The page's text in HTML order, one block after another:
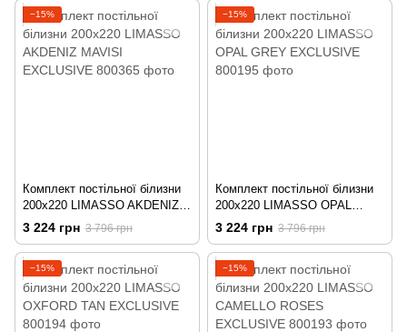
−15%
Комплект постільної білизни
200x220 LIMASSO AKDENIZ
MAVISI EXCLUSIVE
3 224 грн 3 796 грн
−15%
Комплект постільної білизни
200x220 LIMASSO OPAL
GREY EXCLUSIVE
3 224 грн 3 796 грн
−15% −15%